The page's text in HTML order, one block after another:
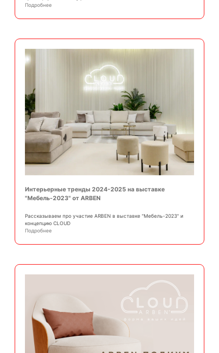
Подробнее
Интерьерные тренды 2024-2025 на выставке
"Мебель-2023" от ARBEN
Рассказываем про участие ARBEN в выставке "Мебель-2023" и
концепцию CLOUD
Подробнее